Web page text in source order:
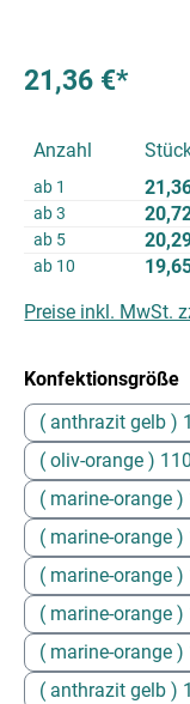
21,36 €*
Anzahl
ab 1
ab3
ab 5
ab 10
Preise inkl. MwSt.
Konfektionsgröße
( anthrazit gelb )
( oliv-orange )
( marine-orange
( marine-orange
( marine-orange
( marine-orange
( marine-orange
( anthrazit gelb )